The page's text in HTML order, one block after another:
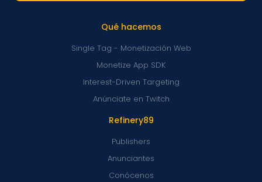
Refinery89
Publishers
Anunciantes
Conócenos
Qué hacemos
Single Tag - Monetización Web
Monetize App SDK
Interest-Driven Targeting
Anúnciate en Twitch